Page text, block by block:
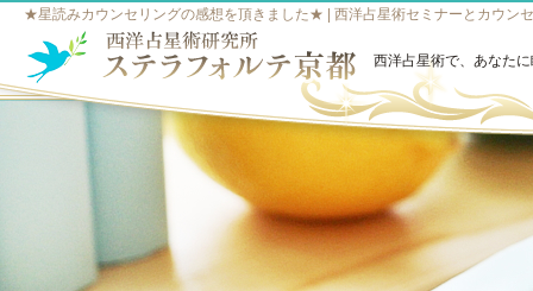
★星読みカウンセリングの感想を頂きました★ | 西洋占星術セミナーとカウン
西洋占星術で、あなた